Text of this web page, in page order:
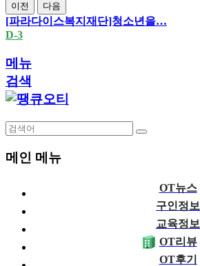
이전 다음
[파라다이스복지재단]청소년을…
D-3
메뉴
검색
메인 메뉴
OT뉴스
구인정보
교육정보
OT리뷰
OT후기